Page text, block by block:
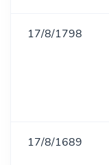
17/8/1798
17/8/1689